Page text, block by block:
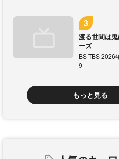
渡る世間は
ーズ
BS-TBS 2026
9
もっと見る